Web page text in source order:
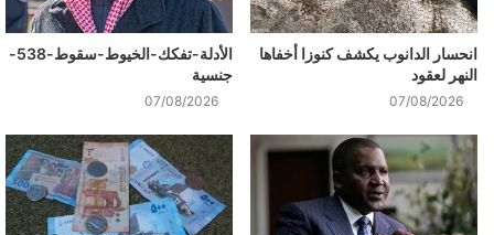
انحسار الدانوب يكشف كنوزا أخفاها
النهر لعقود
07/08/2026
الأدلة-تفكك-الخيوط-سقوط-538-
جنسية
07/08/2026